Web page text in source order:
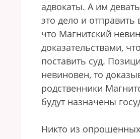
адвокаты. А им
это дело и отправить
что Магнитский
доказательствами,
поставить суд.
невиновен, то
родственники
будут назначены
Никто из